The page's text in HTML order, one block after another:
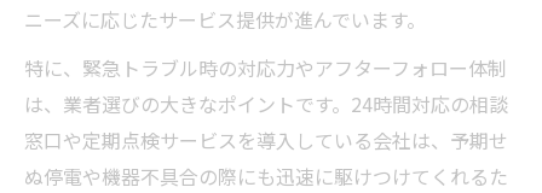
ニーズに応じたサービス提供が進んでいます。
特に、緊急トラブル時の対応力やアフターフォロー体制
は、業者選びの大きなポイントです。24時間対応の相談
窓口や定期点検サービスを導入している会社は、予期せ
ぬ停電や機器不具合の際にも迅速に駆けつけてくれるた